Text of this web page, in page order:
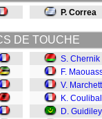
P. Correa
DE TOUCHE
S. Chernik
F.
V.
K.
D.